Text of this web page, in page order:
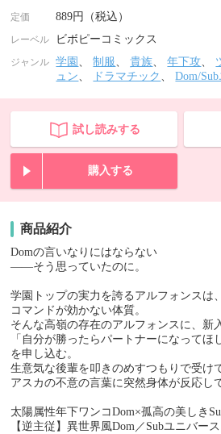
定価 889円（税込）
レーベル ビボピーコミックス
ジャンル 学園 、制服、貴族、年下攻、
ュン、 ドラマチック 、Dom/
試し読みする
購入する
商品紹介
Domの言いなりにはならない
――そう思っていたのに。
学園トップの実力を誇るアルフォンスは
コマンドが効かない体質。
そんな高嶺の存在のアルフォンスに、新
「自分が勝ったらパートナーになってほ
を申し込む。
生意気な後輩を叩きのめすつもりで受け
アスカの不意の言葉に突然身体が反応し
太陽属性年下ワンコDom×孤高の美しき
【逆主従】異世界風Dom／Subユニバース